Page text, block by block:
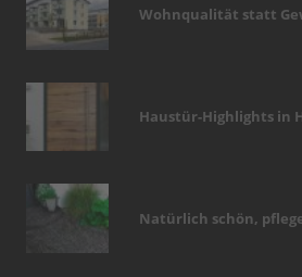
Wohnqualität statt
Haustür-Highlights in
Natürlich schön,